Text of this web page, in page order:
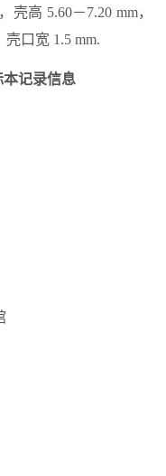
高 5.60－7.20 mm，
壳口宽 1.5 mm.
本记录信息